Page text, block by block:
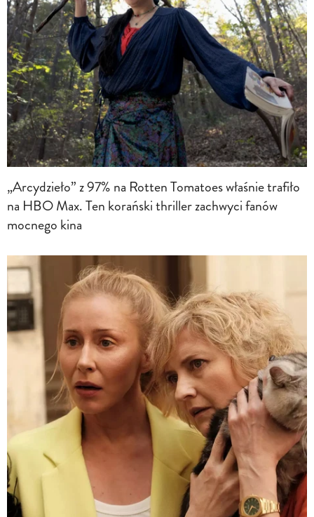
„Arcydzieło” z 97% na Rotten Tomatoes właśnie trafiło
na HBO Max. Ten korański thriller zachwyci fanów
mocnego kina